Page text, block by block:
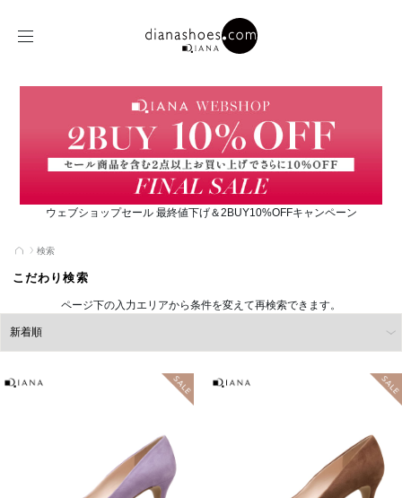
ウェブショップセール 最終値下げ＆2BUY10%OFFキャンペーン
検索
こだわり検索
ページ下の入力エリアから条件を変えて再検索できます。